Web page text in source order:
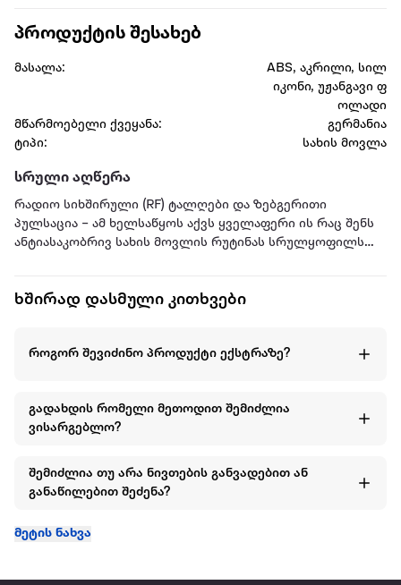
პროდუქტის შესახებ
მასალა:
ABS, აკრილი, სილ
იკონი, უჟანგავი ფ
ოლადი
მწარმოებელი ქვეყანა:
გერმანია
ტიპი:
სახის მოვლა
სრული აღწერა
რადიო სიხშირული (RF) ტალღები და ზებგერითი
პულსაცია – ამ ხელსაწყოს აქვს ყველაფერი ის რაც შენს
ანტიასაკობრივ სახის მოვლის რუტინას სრულყოფილს
Geske Anti-Aging Skin Tightner -კანის მოვლის საშუალებაა,
კანს უჯრედის სიღრმეებიდან
შენს სახეს, მოგაწვდის ინფორმაციას შენი კანის
მდგომარეობაზე და დროთა განმავლობაში გაჩვენებს
ამავე აპლიკაციაში შეგიძლია ნახო პროდუქტის სრული
ინფორმაცია და გამოყენების წესები.
საგრძნობლად ამცირებს დაბერების ნიშნებს.
ტექნოლოგია ებრძვის ნაოჭებს და წვრილ ხაზებს. ამ
ხშირად დასმული კითხვები
როგორ შევიძინო პროდუქტი ექსტრაზე?
გადახდის რომელი მეთოდით შემიძლია
ვისარგებლო?
შემიძლია თუ არა ნივთების განვადებით ან
განაწილებით შეძენა?
მეტის ნახვა